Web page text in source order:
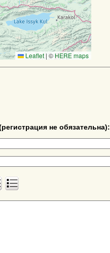
Leaflet | © HERE maps
не обязательна):